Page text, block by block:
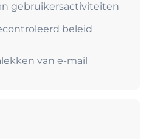
gebruikersactiviteiten
beleid
van e-mail